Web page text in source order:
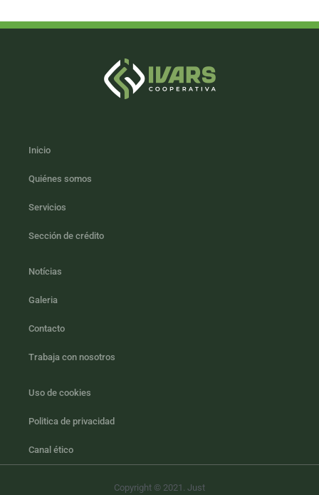
Inicio
Quiénes somos
Servicios
Sección de crédito
Notícias
Galeria
Contacto
Trabaja con nosotros
Uso de cookies
Politica de privacidad
Canal ético
Copyright © 2021. Just